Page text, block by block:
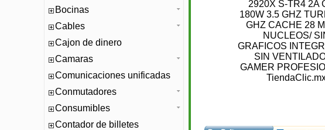
Bocinas
Cables
Cajon de dinero
Camaras
Comunicaciones unificadas
Conmutadores
Consumibles
Contador de billetes